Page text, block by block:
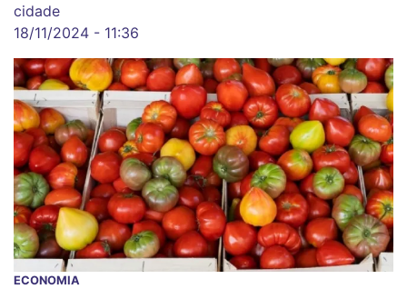
cidade
18/11/2024 - 11:36
ECONOMIA